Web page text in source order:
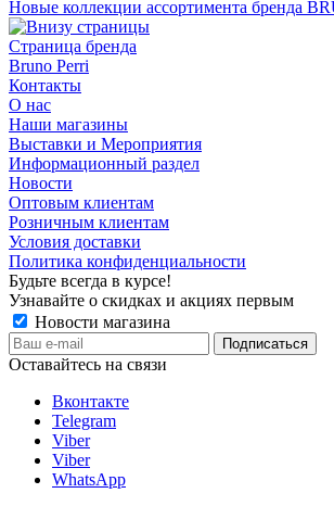
Новые коллекции ассортимента бренда
Страница бренда
Bruno Perri
Контакты
О нас
Наши магазины
Выставки и Мероприятия
Информационный раздел
Новости
Оптовым клиентам
Розничным клиентам
Условия доставки
Политика конфиденциальности
Будьте всегда в курсе!
Узнавайте о скидках и акциях первым
Новости магазина
Оставайтесь на связи
Вконтакте
Telegram
Viber
Viber
WhatsApp